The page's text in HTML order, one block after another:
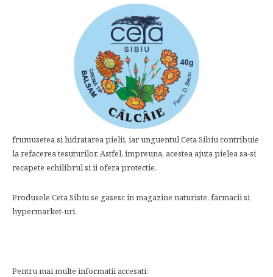
frumusetea si hidratarea pielii, iar unguentul Ceta Sibiu contribuie
la refacerea tesuturilor. Astfel, impreuna, acestea ajuta pielea sa-si
recapete echilibrul si ii ofera protectie.
Produsele Ceta Sibiu se gasesc in magazine naturiste, farmacii si
hypermarket-uri.
Pentru mai multe informatii accesati: